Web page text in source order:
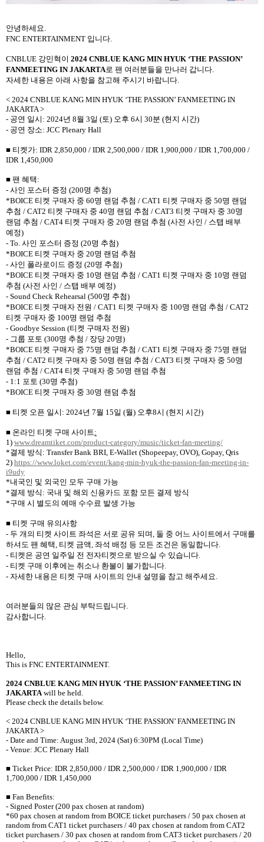
안녕하세요
FNC ENTERTAINMENT 입니다
CNBLUE 강민혁이 2024 CNBLUE KANG MIN HYUK ‘THE PASSION’
FANMEETING IN JAKARTA로 팬 여러분들을 만나러 갑니다
자세한 내용은 아래 사항을 참고해 주시기 바랍니다
< 2024 CNBLUE KANG MIN HYUK ‘THE PASSION’ FANMEETING IN
JAKARTA >
- 공연 일시 : 2024년 8월 3일 (토) 오후 6시 30분 (현지 시간)
- 공연 장소: JCC Plenary Hall
■ 티켓가: IDR 2,850,000 / IDR 2,500,000 / IDR 1,900,000 / IDR 1,700,000 /
IDR 1,450,000
■ 팬 혜택 :
- 사인 포스터 증정 (200명 추첨)
*BOICE 티켓 구매자 중 60명 랜덤 추첨 / CAT1 티켓 구매자 중 50명 랜덤
추첨 / CAT2 티켓 구매자 중 40명 랜덤 추첨 / CAT3 티켓 구매자 중 30명
랜덤 추첨 / CAT4 티켓 구매자 중 20명 랜덤 추첨 (사전 사인 / 스탭 배부
예정)
- To. 사인 포스터 증정 (20명 추첨)
*BOICE 티켓 구매자 중 20명 랜덤 추첨
- 사인 폴라로이드 증정 (20명 추첨)
*BOICE 티켓 구매자 중 10명 랜덤 추첨 / CAT1 티켓 구매자 중 10명 랜덤
추첨 (사전 사인 / 스탭 배부 예정)
- Sound Check Rehearsal (500명 추첨)
*BOICE 티켓 구매자 전원 / CAT1 티켓 구매자 중 100명 랜덤 추첨 / CAT2
티켓 구매자 중 100명 랜덤 추첨
- Goodbye Session (티켓 구매자 전원)
- 그룹 포토 (300명 추첨 / 장당 20명)
*BOICE 티켓 구매자 중 75명 랜덤 추첨 / CAT1 티켓 구매자 중 75명 랜덤
추첨 / CAT2 티켓 구매자 중 50명 랜덤 추첨 / CAT3 티켓 구매자 중 50명
랜덤 추첨 / CAT4 티켓 구매자 중 50명 랜덤 추첨
- 1:1 포토 (30명 추첨)
*BOICE 티켓 구매자 중 30명 랜덤 추첨
■ 티켓 오픈 일시 : 2024년 7월 15일 (월) 오후8시 (현지 시간)
■ 온라인 티켓 구매 사이트 :
1) www.dreamtiket.com/product-category/music/ticket-fan-meeting/
*결제 방식 : Transfer Bank BRI, E-Wallet (Shopeepay, OVO), Gopay, Qris
2) https://www.loket.com/event/kang-min-hyuk-the-passion-fan-meeting-in-
i9udy
*내국인 및 외국인 모두 구매 가능
*결제 방식 : 국내 및 해외 신용카드 포함 모든 결제 방식
*구매 시 별도의 예매 수수료 발생 가능
■ 티켓 구매 유의사항
- 두 개의 티켓 사이트 좌석은 서로 공유 되며 둘 중 어느 사이트에서 구매를
하셔도 팬 혜택 티켓 금액 좌석 배정 등 모든 조건은 동일합니다
- 티켓은 공연 일주일 전 전자티켓으로 받으실 수 있습니다
- 티켓 구매 이후에는 취소나 환불이 불가합니다
- 자세한 내용은 티켓 구매 사이트의 안내 설명을 참고 해주세요
여러분들의 많은 관심 부탁드립니다
감사합니다
Hello,
This is FNC ENTERTAINMENT.
2024 CNBLUE KANG MIN HYUK ‘THE PASSION’ FANMEETING IN
JAKARTA will be held.
Please check the details below.
< 2024 CNBLUE KANG MIN HYUK ‘THE PASSION’ FANMEETING IN
JAKARTA >
- Date and Time: August 3rd, 2024 (Sat) 6:30PM (Local Time)
- Venue: JCC Plenary Hall
■ Ticket Price: IDR 2,850,000 / IDR 2,500,000 / IDR 1,900,000 / IDR
1,700,000 / IDR 1,450,000
■ Fan Benefits:
- Signed Poster (200 pax chosen at random)
*60 pax chosen at random from BOICE ticket purchasers / 50 pax chosen at
random from CAT1 ticket purchasers / 40 pax chosen at random from CAT2
ticket purchasers / 30 pax chosen at random from CAT3 ticket purchasers / 20